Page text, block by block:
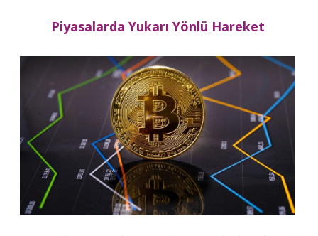
Piyasalarda Yukarı Yönlü Hareket